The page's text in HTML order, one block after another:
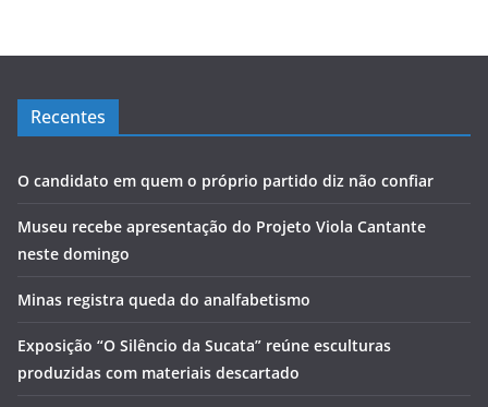
Recentes
O candidato em quem o próprio partido diz não confiar
Museu recebe apresentação do Projeto Viola Cantante
neste domingo
Minas registra queda do analfabetismo
Exposição “O Silêncio da Sucata” reúne esculturas
produzidas com materiais descartado